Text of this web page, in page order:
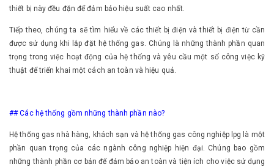
thiết bị này đều đặn để đảm bảo hiệu suất cao nhất.
Tiếp theo, chúng ta sẽ tìm hiểu về các thiết bị điện và thiết bị điện từ cần
được sử dụng khi lắp đặt hệ thống gas. Chúng là những thành phần quan
trọng trong việc hoạt động của hệ thống và yêu cầu một số công việc kỹ
thuật để triển khai một cách an toàn và hiệu quả.
## Các hệ thống gồm những thành phần nào?
Hệ thống gas nhà hàng, khách sạn và hệ thống gas công nghiệp lpg là một
phần quan trọng của các ngành công nghiệp hiện đại. Chúng bao gồm
những thành phần cơ bản để đảm bảo an toàn và tiện ích cho việc sử dụng